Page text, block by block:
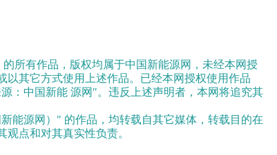
所有作品，版权均属于中国新能源网，未经本网授
以其它方式使用上述作品。已经本网授权使用作品
：中国新能 源网"。违反上述声明者，本网将追究其
能源网）" 的作品，均转载自其它媒体，转载目的在
点和对其真实性负责。